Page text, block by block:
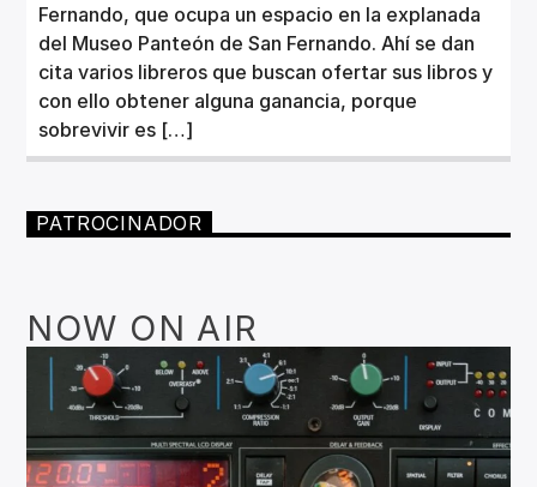
Fernando, que ocupa un espacio en la explanada
del Museo Panteón de San Fernando. Ahí se dan
cita varios libreros que buscan ofertar sus libros y
con ello obtener alguna ganancia, porque
sobrevivir es […]
PATROCINADOR
NOW ON AIR